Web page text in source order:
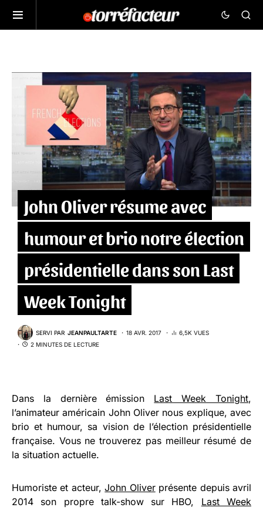
John Oliver résume avec
humour et brio notre élection
présidentielle dans son Last
Week Tonight
SERVI PAR JEANPAULTARTE 18 AVR. 2017
6,5K VUES
2 MINUTES DE LECTURE
Dans la dernière émission Last Week Tonight,
l’animateur américain John Oliver nous explique, avec
brio et humour, sa vision de l’élection présidentielle
française. Vous ne trouverez pas meilleur résumé de
la situation actuelle.
Humoriste et acteur,John Oliverprésente depuis avril
2014 son propre talk-show sur HBO, Last Week